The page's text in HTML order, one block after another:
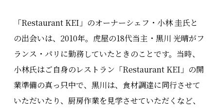
「Restaurant KEI」のオーナーシェフ・小林 圭氏と
の出会いは、2010年。虎屋の18代当主・黒川 光晴がフ
ランス・パリに勤務していたときのことです。当時、
小林氏はご自身のレストラン「Restaurant KEI」の開
業準備の真っ只中で、黒川は、食材調達に同行させて
いただいたり、厨房作業を見学させていただくなど、